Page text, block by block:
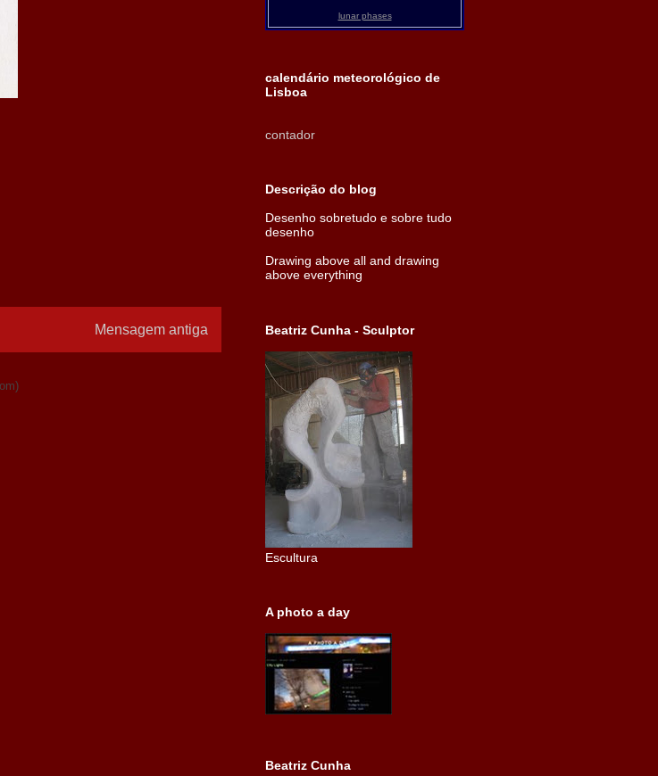
Mensagem antiga
lunar phases
calendário meteorológico de
Lisboa
contador
Descrição do blog
Desenho sobretudo e sobre tudo
desenho
Drawing above all and drawing
above everything
Beatriz Cunha - Sculptor
Escultura
A photo a day
Beatriz Cunha